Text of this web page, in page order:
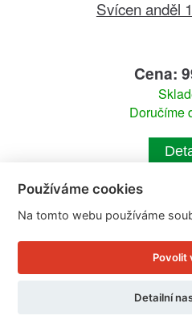
Svícen anděl
Cena:
Doručíme
Používáme cookies
Na tomto webu používáme
Povolit
Detailní